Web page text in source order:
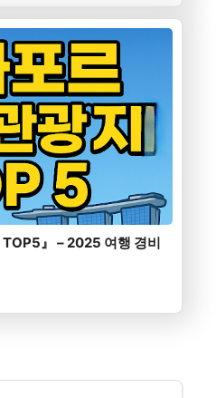
TOP5』 – 2025 여행 경비